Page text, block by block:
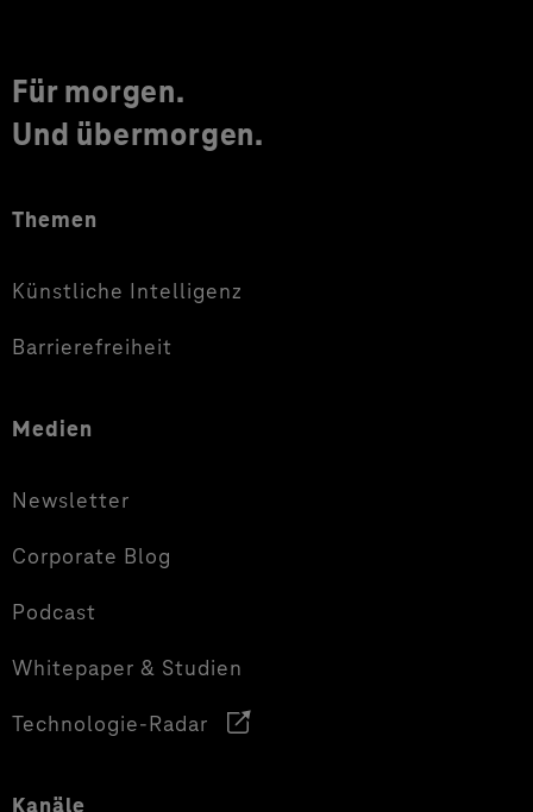
Für morgen.
Und übermorgen.
Themen
Künstliche Intelligenz
Barrierefreiheit
Medien
Newsletter
Corporate Blog
Podcast
Whitepaper & Studien
Technologie-Radar
Kanäle